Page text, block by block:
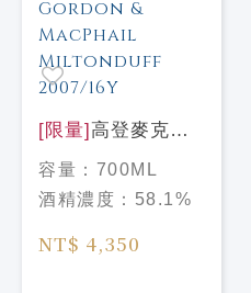
[限量] 高登麥克菲
爾 天使甄選#3 米
爾頓道夫 2007/16
年 Gordon &
MacPhail
容量： 700ML
酒精濃度： 58.1%
NT$ 4,350